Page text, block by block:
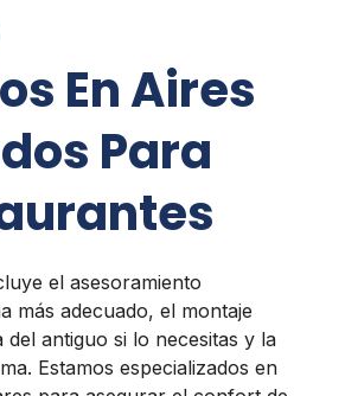
En Aires
Para
el asesoramiento
más adecuado, el montaje
antiguo si lo necesitas y la
Estamos especializados en